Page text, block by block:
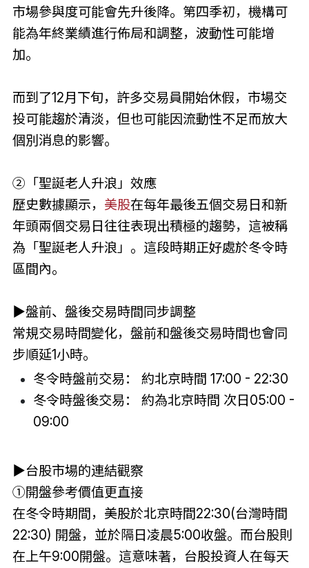
市場參與度可能會先升後降。第四季初，機構可
能為年終業績進行佈局和調整，波動性可能增
加。
而到了12月下旬，許多交易員開始休假，市場交
投可能趨於清淡，但也可能因流動性不足而放大
個別消息的影響。
②「聖誕老人升浪」效應
歷史數據顯示， 美股在每年最後五個交易日和新
年頭兩個交易日往往表現出積極的趨勢，這被稱
為「聖誕老人升浪」。這段時期正好處於冬令時
區間內。
▶盤前、盤後交易時間同步調整
常規交易時間變化，盤前和盤後交易時間也會同
步順延1小時。
冬令時盤前交易： 約北京時間 17:00 - 22:30
冬令時盤後交易： 約為北京時間 次日05:00 -
09:00
▶台股市場的連結觀察
①開盤參考價值更直接
在冬令時期間，美股於北京時間22:30(台灣時間
22:30) 開盤，並於隔日凌晨5:00收盤。而台股則
在上午9:00開盤。這意味著，台股投資人在每天